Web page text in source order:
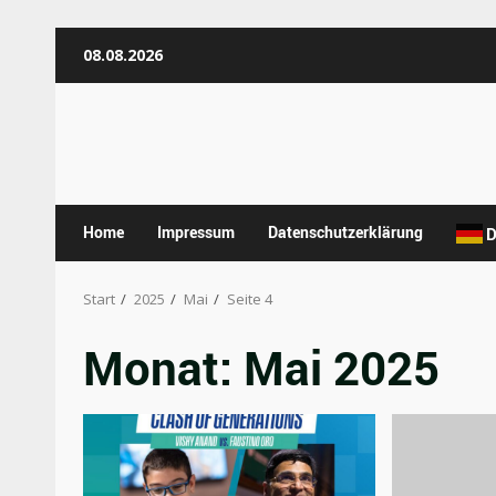
Inhalt08.08.2026
Home Impressum Datenschutzerklärung
Start 2025 Mai Seite 4
Monat: Mai 2025